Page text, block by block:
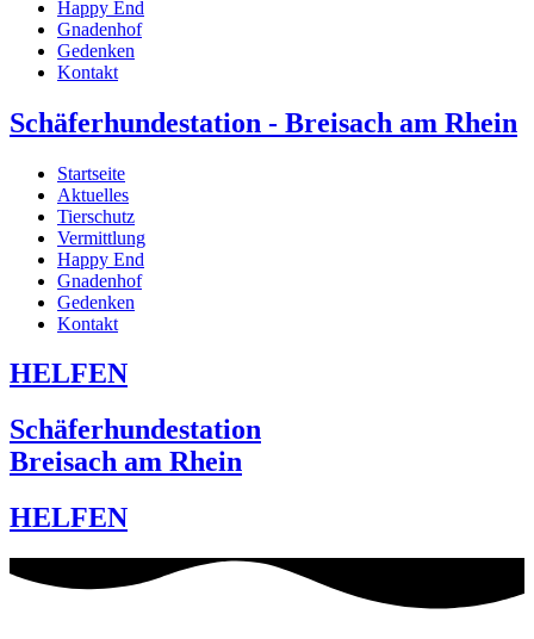
Happy End
Gnadenhof
Gedenken
Kontakt
Schäferhundestation - Breisach am Rhein
Startseite
Aktuelles
Tierschutz
Vermittlung
Happy End
Gnadenhof
Gedenken
Kontakt
HELFEN
Schäferhundestation
Breisach am Rhein
HELFEN